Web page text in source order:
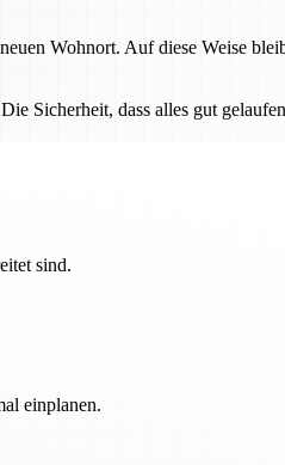
Wohnort. Auf diese Weise
Sicherheit, dass alles gut
sind.
einplanen.